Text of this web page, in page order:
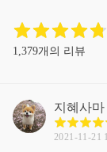
1,379개의 리뷰
지혜사마
2021-11-21